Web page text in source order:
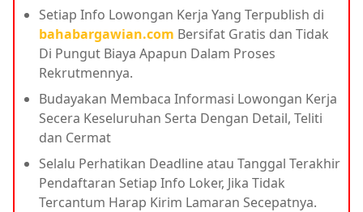
Setiap Info Lowongan Kerja Yang Terpublish di
bahabargawian.com Bersifat Gratis dan Tidak
Di Pungut Biaya Apapun Dalam Proses
Rekrutmennya.
Budayakan Membaca Informasi Lowongan Kerja
Secera Keseluruhan Serta Dengan Detail, Teliti
dan Cermat
Selalu Perhatikan Deadline atau Tanggal Terakhir
Pendaftaran Setiap Info Loker, Jika Tidak
Tercantum Harap Kirim Lamaran Secepatnya.